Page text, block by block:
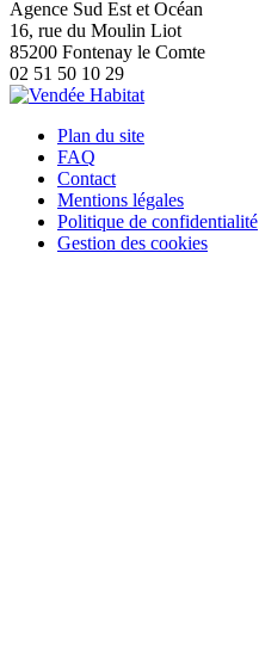
Agence Sud Est et Océan
16, rue du Moulin Liot
85200 Fontenay le Comte
02 51 50 10 29
Plan du site
FAQ
Contact
Mentions légales
Politique de confidentialité
Gestion des cookies